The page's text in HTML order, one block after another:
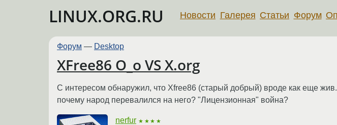
LINUX.ORG.RU Новости Галерея Статьи Форум
Форум — Desktop
XFree86 O_o VS X.org
С интересом обнаружил, что Xfree86 (старый добрый) вроде как еще
почему народ перевалился на него? "Лицензионная" война?
nerfur ★★★★